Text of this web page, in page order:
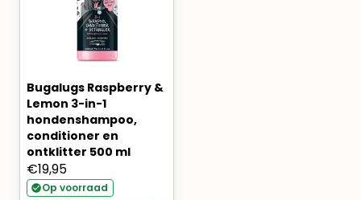
Bugalugs Raspberry &
Lemon 3-in-1
hondenshampoo,
conditioner en
ontklitter 500 ml
€19,95
Op voorraad